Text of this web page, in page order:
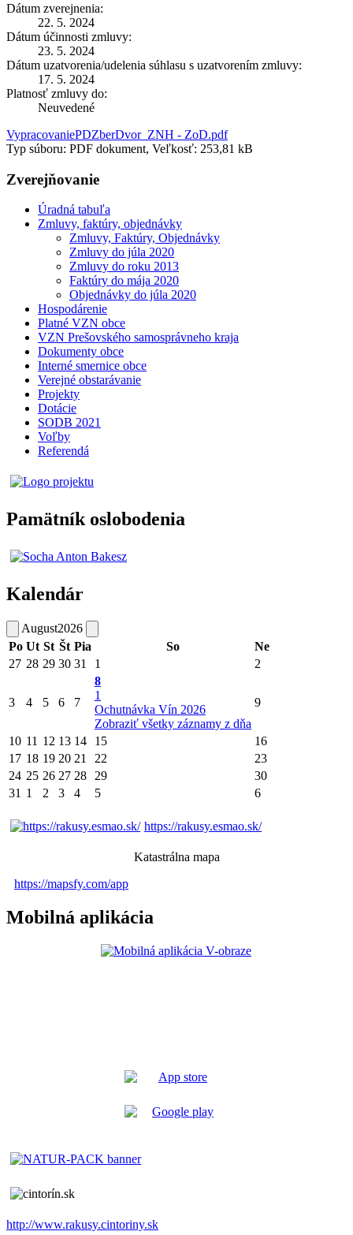
Dátum zverejnenia:
22. 5. 2024
Dátum účinnosti zmluvy:
23. 5. 2024
Dátum uzatvorenia/udelenia súhlasu s uzatvorením zmluvy:
17. 5. 2024
Platnosť zmluvy do:
Neuvedené
VypracovaniePDZberDvor_ZNH - ZoD.pdf
Typ súboru: PDF dokument, Veľkosť: 253,81 kB
Zverejňovanie
Úradná tabuľa
Zmluvy, faktúry, objednávky
Zmluvy, Faktúry, Objednávky
Zmluvy do júla 2020
Zmluvy do roku 2013
Faktúry do mája 2020
Objednávky do júla 2020
Hospodárenie
Platné VZN obce
VZN Prešovského samosprávneho kraja
Dokumenty obce
Interné smernice obce
Verejné obstarávanie
Projekty
Dotácie
SODB 2021
Voľby
Referendá
Pamätník oslobodenia
Kalendár
August2026
Po Ut St Št Pia So
Ne
27 28 29 30 31 1 2
3 4 5 6 7
8
1
Ochutnávka Vín 2026
Zobraziť všetky záznamy z dňa
9
10 11 12 13 14 15
16
17 18 19 20 21 22
23
24 25 26 27 28 29
30
31 1 2 3 4 5 6
https://rakusy.esmao.sk/
Katastrálna mapa
https://mapsfy.com/app
Mobilná aplikácia
http://www.rakusy.cintoriny.sk